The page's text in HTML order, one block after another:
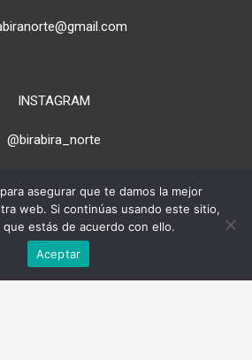
INSTAGRAM
@birabira_norte
PROPIETARIOS
las imágenes de esta web
de cada alojamiento.
asegurar que te damos la mejor
web. Si continúas usando este sitio,
que estás de acuerdo con ello.
Aceptar